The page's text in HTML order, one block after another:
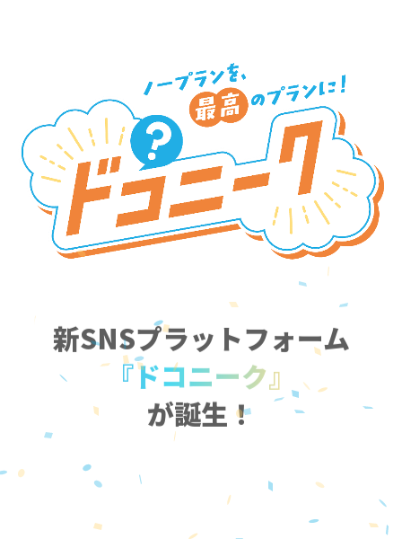
新SNSプラットフォーム
『ドコニーク』
が誕生！